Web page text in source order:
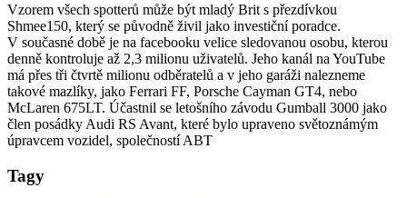
Vzorem všech spotterů může být mladý Brit s přezdívkou
Shmee150, který se původně živil jako investiční poradce.
V současné době je na facebooku velice sledovanou osobu, kterou
denně kontroluje až 2,3 milionu uživatelů. Jeho kanál na YouTube
má přes tři čtvrtě milionu odběratelů a v jeho garáži nalezneme
takové mazlíky, jako Ferrari FF, Porsche Cayman GT4, nebo
McLaren 675LT. Účastnil se letošního závodu Gumball 3000 jako
člen posádky Audi RS Avant, které bylo upraveno světoznámým
úpravcem vozidel, společností ABT
Tagy